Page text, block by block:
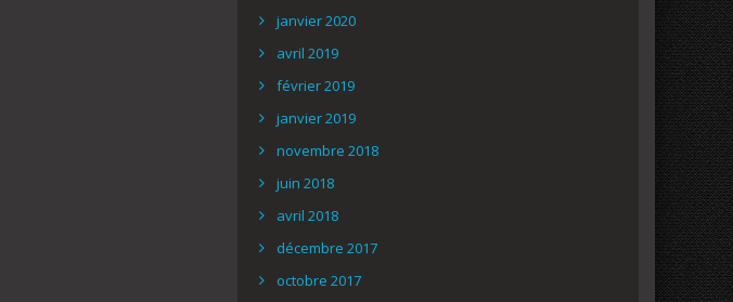
janvier 2020
avril 2019
février 2019
janvier 2019
novembre 2018
juin 2018
avril 2018
décembre 2017
octobre 2017